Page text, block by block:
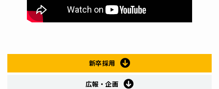
新卒採用
広報・企画